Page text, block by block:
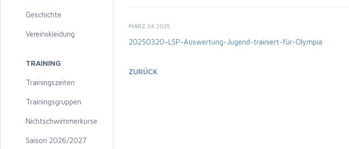
Geschichte
Vereinskleidung
TRAINING
Trainingszeiten
Trainingsgruppen
Nichtschwimmerkurse
Saison 2026/2027
MÄRZ 24 2025
20250320–LSP-Auswertung-Jugend-trainiert-für-Olympia
ZURÜCK